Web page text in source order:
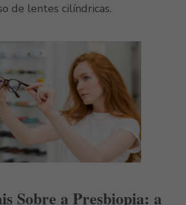
de lentes cilíndricas.
Sobre a Presbiopia: a